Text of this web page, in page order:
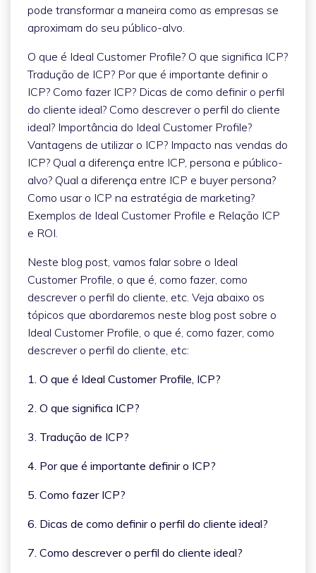
pode transformar a maneira como as empresas se
aproximam do seu público-alvo.
O que é Ideal Customer Profile? O que significa ICP?
Tradução de ICP? Por que é importante definir o
ICP? Como fazer ICP? Dicas de como definir o perfil
do cliente ideal? Como descrever o perfil do cliente
ideal? Importância do Ideal Customer Profile?
Vantagens de utilizar o ICP? Impacto nas vendas do
ICP? Qual a diferença entre ICP, persona e público-
alvo? Qual a diferença entre ICP e buyer persona?
Como usar o ICP na estratégia de marketing?
Exemplos de Ideal Customer Profile e Relação ICP
e ROI.
Neste blog post, vamos falar sobre o Ideal
Customer Profile, o que é, como fazer, como
descrever o perfil do cliente, etc. Veja abaixo os
tópicos que abordaremos neste blog post sobre o
Ideal Customer Profile, o que é, como fazer, como
descrever o perfil do cliente, etc:
1. O que é Ideal Customer Profile, ICP?
2. O que significa ICP?
3. Tradução de ICP?
4. Por que é importante definir o ICP?
5. Como fazer ICP?
6. Dicas de como definir o perfil do cliente ideal?
7. Como descrever o perfil do cliente ideal?